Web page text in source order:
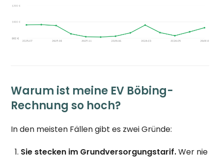
Warum ist meine EV Böbing-
Rechnung so hoch?
In den meisten Fällen gibt es zwei Gründe:
Sie stecken im Grundversorgungstarif.Wer nie